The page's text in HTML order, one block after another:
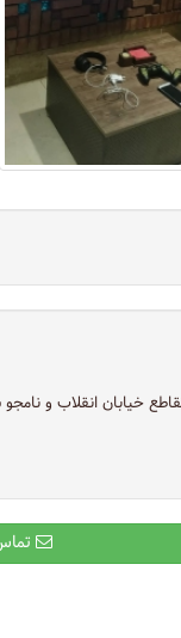
خیابان انقلاب و